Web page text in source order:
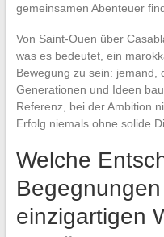
gemeinsamen Abenteuer
Von Saint-Ouen über
was es bedeutet, ein
Bewegung zu sein: jemand,
Generationen und Ideen
Referenz, bei der Ambition
Erfolg niemals ohne solide
Welche
einzigartigen